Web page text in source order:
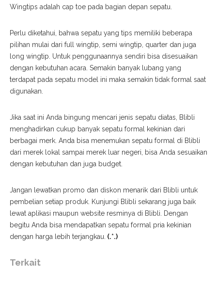
Wingtips adalah cap toe pada bagian depan sepatu.
Perlu diketahui, bahwa sepatu yang tips memiliki beberapa
pilihan mulai dari full wingtip, semi wingtip, quarter dan juga
long wingtip. Untuk penggunaannya sendiri bisa disesuaikan
dengan kebutuhan acara. Semakin banyak lubang yang
terdapat pada sepatu model ini maka semakin tidak formal saat
digunakan.
Jika saat ini Anda bingung mencari jenis sepatu diatas, Blibli
menghadirkan cukup banyak sepatu formal kekinian dari
berbagai merk. Anda bisa menemukan sepatu formal di Blibli
dari merek lokal sampai merek luar negeri, bisa Anda sesuaikan
dengan kebutuhan dan juga budget.
Jangan lewatkan promo dan diskon menarik dari Blibli untuk
pembelian setiap produk. Kunjungi Blibli sekarang juga baik
lewat aplikasi maupun website resminya di Blibli. Dengan
begitu Anda bisa mendapatkan sepatu formal pria kekinian
dengan harga lebih terjangkau. (.*.)
Terkait